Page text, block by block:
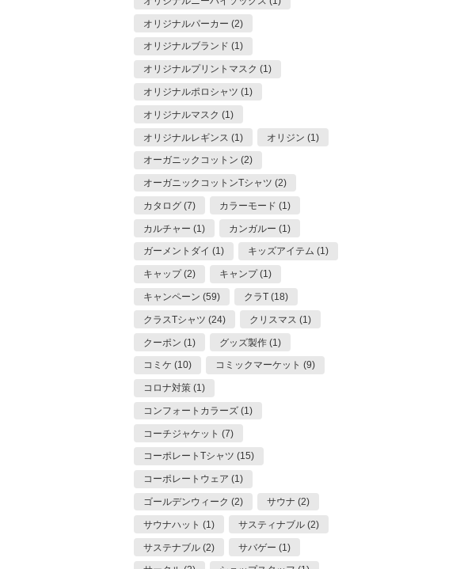
オリジナルパーカー (2)
オリジナルブランド (1)
オリジナルプリントマスク (1)
オリジナルポロシャツ (1)
オリジナルマスク (1)
オリジナルレギンス (1) オリジン (1)
オーガニックコットン (2)
オーガニックコットンTシャツ (2)
カタログ (7) カラーモード (1)
カルチャー (1) カンガルー (1)
ガーメントダイ (1) キッズアイテム (1)
キャップ (2) キャンプ (1)
キャンペーン (59) クラT (18)
クラスTシャツ (24) クリスマス (1)
クーポン (1) グッズ製作 (1)
コミケ (10) コミックマーケット (9)
コロナ対策 (1)
コンフォートカラーズ (1)
コーチジャケット (7)
コーポレートTシャツ (15)
コーポレートウェア (1)
ゴールデンウィーク (2) サウナ (2)
サウナハット (1) サスティナブル (2)
サステナブル (2) サバゲー (1)